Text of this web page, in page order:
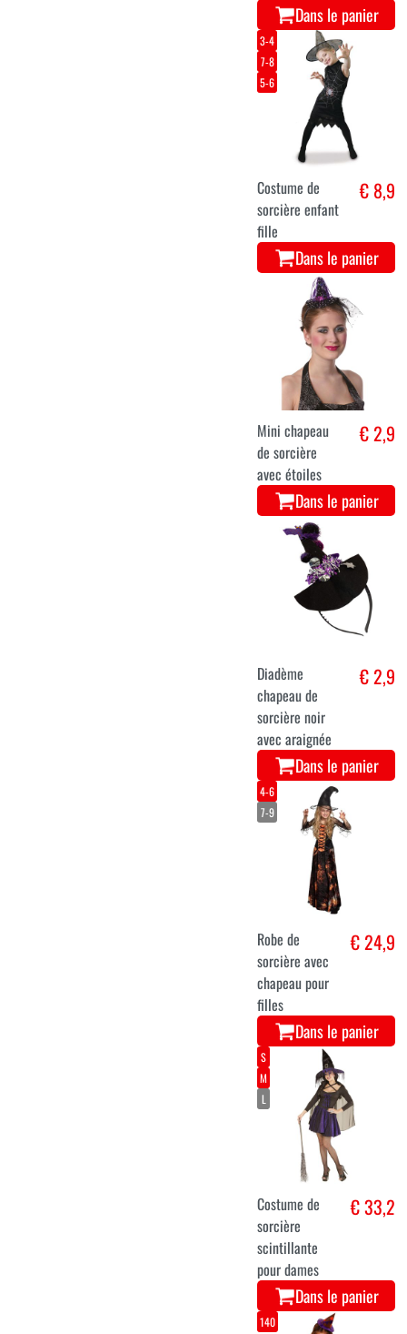
Dans le panier
3-4
7-8
5-6
Costume de
sorcière enfant
fille
€ 8,9
Dans le panier
Mini chapeau
de sorcière
avec étoiles
€ 2,9
Dans le panier
Diadème
chapeau de
sorcière noir
avec araignée
€ 2,9
Dans le panier
4-6
7-9
Robe de
sorcière avec
chapeau pour
filles
€ 24,9
Dans le panier
S
M
L
Costume de
sorcière
scintillante
pour dames
€ 33,2
Dans le panier
140